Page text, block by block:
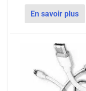
En savoir plus